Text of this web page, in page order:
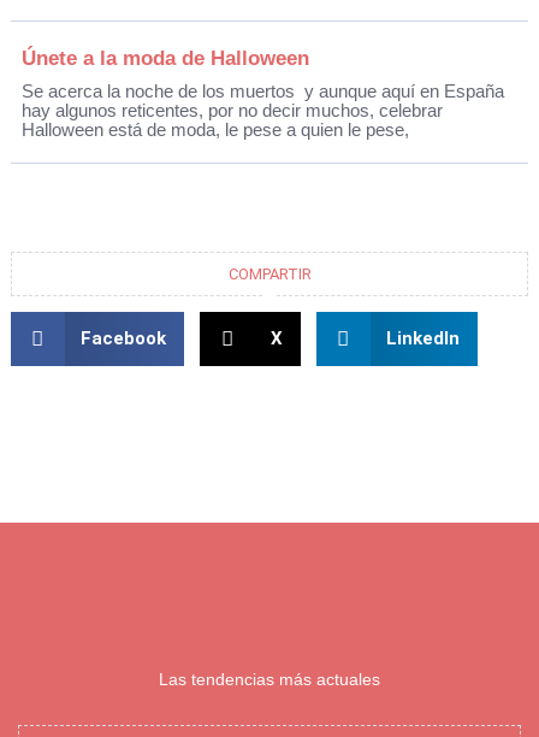
Únete a la moda de Halloween
Se acerca la noche de los muertos y aunque aquí en España
hay algunos reticentes, por no decir muchos, celebrar
Halloween está de moda, le pese a quien le pese,
COMPARTIR
Facebook X LinkedIn
Las tendencias más actuales